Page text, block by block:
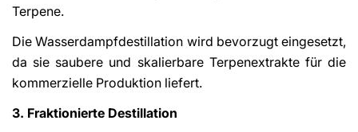
Terpene.
Die Wasserdampfdestillation wird bevorzugt eingesetzt,
da sie saubere und skalierbare Terpenextrakte für die
kommerzielle Produktion liefert.
3. Fraktionierte Destillation